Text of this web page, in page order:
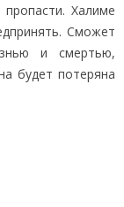
Халиме
Сможет
и смертью,
будет потеряна